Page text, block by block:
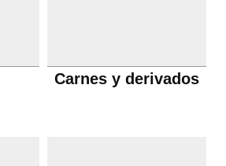
Carnes y derivados